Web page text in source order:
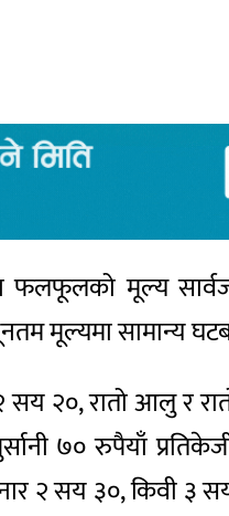
फलफूलको मूल्य
मूल्यमा सामान्य
सय २०, रातो आलु र
७० रुपैयाँ
२ सय ३०, किवी ३